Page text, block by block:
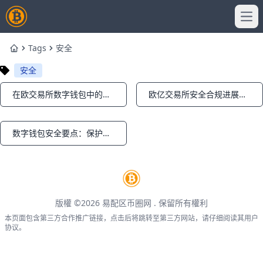
HomeTags
安全
安全
Notifications 在欧交易所数字钱包中的存储安全与备份策略 Notifications 欧亿交易所安全合规进展与风险提示
Notifications 数字钱包安全要点：保护账户与隐私的实用指南
版權 ©2026 易配区币圈网 . 保留所有權利
本页面包含第三方合作推广链接，点击后将跳转至第三方网站，请仔细阅读其用户
协议。